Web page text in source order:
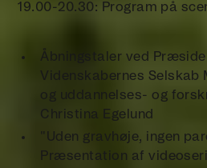
19.00-20.30: Program på
Åbningstaler ved
Videnskabernes Selskab
og uddannelses- og
Christina Egelund
"Uden gravhøje, ingen
Præsentation af